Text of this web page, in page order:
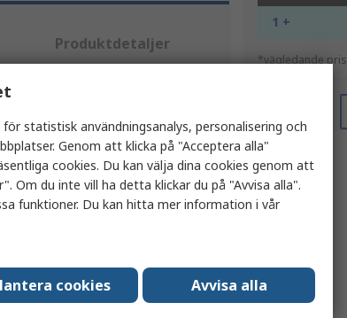
1 +
*vägledande pris
Produktdetaljer
Värde
nVent SCHROFF
Kopplingsdäck
No
statistisk användningsanalys, personalisering och
Genom att klicka på "Acceptera alla"
cookies. Du kan välja dina cookies genom att
Om du inte vill ha detta klickar du på "Avvisa alla".
funktioner. Du kan hitta mer information i vår
cookies Avvisa alla